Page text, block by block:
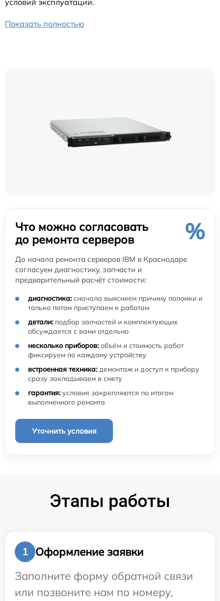
условий эксплуатации.
Показать полностью
Что можно согласовать
до ремонта серверов
%
До начала ремонта серверов IBM в Краснодаре
согласуем диагностику, запчасти и
предварительный расчёт стоимости:
диагностика: сначала выясняем причину поломки и
только потом приступаем к работам
детали: подбор запчастей и комплектующих
обсуждается с вами отдельно
несколько приборов: объём и стоимость работ
фиксируем по каждому устройству
встроенная техника: демонтаж и доступ к прибору
сразу закладываем в смету
гарантия: условия закрепляются по итогам
выполненного ремонта
Уточнить условия
Этапы работы
1
Оформление заявки
Заполните форму обратной связи
или позвоните нам по номеру,